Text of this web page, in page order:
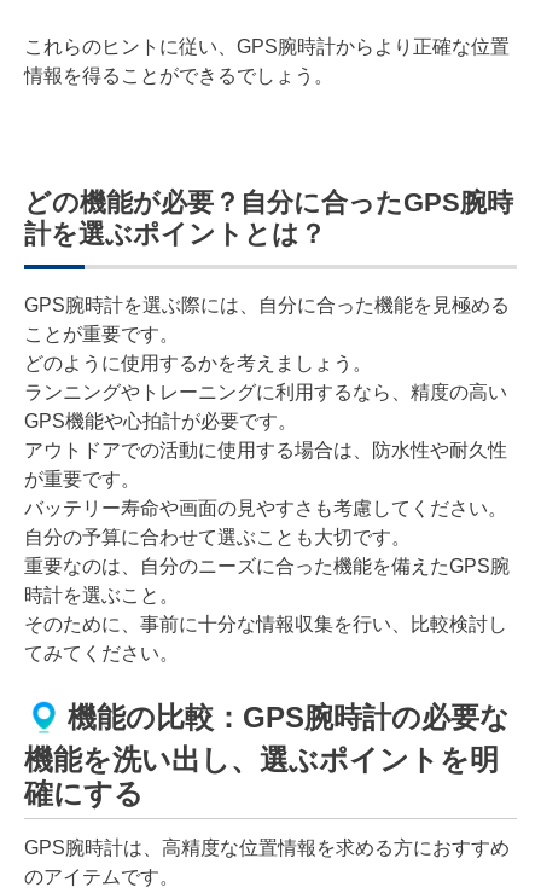
これらのヒントに従い、GPS腕時計からより正確な位置
情報を得ることができるでしょう。
どの機能が必要？自分に合ったGPS腕時
計を選ぶポイントとは？
GPS腕時計を選ぶ際には、自分に合った機能を見極める
ことが重要です。
どのように使用するかを考えましょう。
ランニングやトレーニングに利用するなら、精度の高い
GPS機能や心拍計が必要です。
アウトドアでの活動に使用する場合は、防水性や耐久性
が重要です。
バッテリー寿命や画面の見やすさも考慮してください。
自分の予算に合わせて選ぶことも大切です。
重要なのは、自分のニーズに合った機能を備えたGPS腕
時計を選ぶこと。
そのために、事前に十分な情報収集を行い、比較検討し
てみてください。
機能の比較：GPS腕時計の必要な
機能を洗い出し、選ぶポイントを明
確にする
GPS腕時計は、高精度な位置情報を求める方におすすめ
のアイテムです。